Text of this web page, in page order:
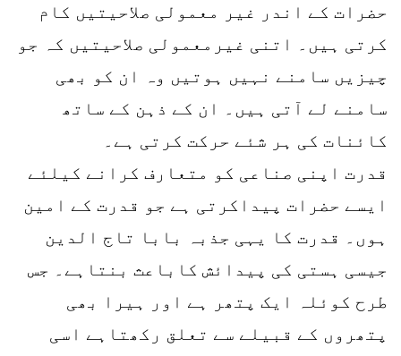
حضرات کے اندر غیر معمولی صلاحیتیں کام
کرتی ہیں۔ اتنی غیرمعمولی صلاحیتیں کہ جو
چیزیں سامنے نہیں ہوتیں وہ ان کو بھی
سامنے لے آتی ہیں۔ ان کے ذہن کے ساتھ
کائنات کی ہر شئے حرکت کرتی ہے۔
قدرت اپنی صناعی کو متعارف کرانے کیلئے
ایسے حضرات پیداکرتی ہے جو قدرت کے امین
ہوں۔ قدرت کا یہی جذبہ بابا تاج الدین
جیسی ہستی کی پیدائش کاباعث بنتاہے۔ جس
طرح کوئلہ ایک پتھر ہے اور ہیرا بھی
پتھروں کے قبیلے سے تعلق رکھتاہے اسی